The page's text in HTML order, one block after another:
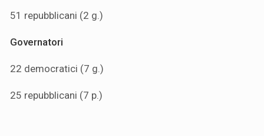
51 repubblicani (2 g.)
Governatori
22 democratici (7 g.)
25 repubblicani (7 p.)